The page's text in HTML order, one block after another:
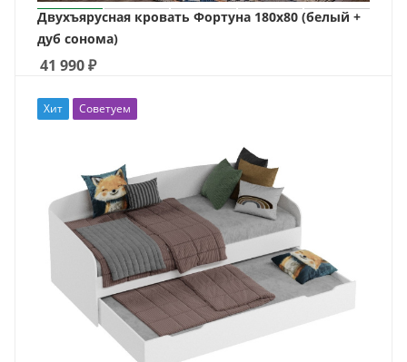
Двухъярусная кровать Фортуна 180х80 (белый +
дуб сонома)
41 990₽
Хит Советуем